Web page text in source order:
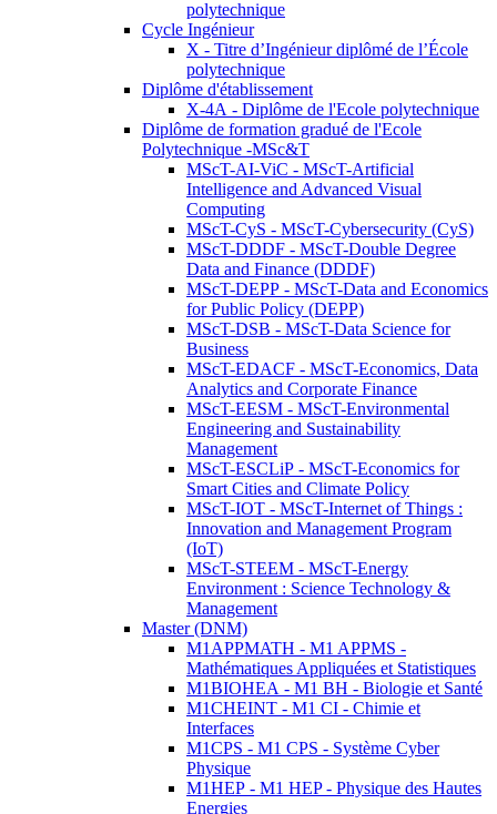
polytechnique
Cycle Ingénieur
X - Titre d’Ingénieur diplômé de l’École
polytechnique
Diplôme d'établissement
X-4A - Diplôme de l'Ecole polytechnique
Diplôme de formation gradué de l'Ecole
Polytechnique -MSc&T
MScT-AI-ViC - MScT-Artificial
Intelligence and Advanced Visual
Computing
MScT-CyS - MScT-Cybersecurity (CyS)
MScT-DDDF - MScT-Double Degree
Data and Finance (DDDF)
MScT-DEPP - MScT-Data and Economics
for Public Policy (DEPP)
MScT-DSB - MScT-Data Science for
Business
MScT-EDACF - MScT-Economics, Data
Analytics and Corporate Finance
MScT-EESM - MScT-Environmental
Engineering and Sustainability
Management
MScT-ESCLiP - MScT-Economics for
Smart Cities and Climate Policy
MScT-IOT - MScT-Internet of Things :
Innovation and Management Program
(IoT)
MScT-STEEM - MScT-Energy
Environment : Science Technology &
Management
Master (DNM)
M1APPMATH - M1 APPMS -
Mathématiques Appliquées et Statistiques
M1BIOHEA - M1 BH - Biologie et Santé
M1CHEINT - M1 CI - Chimie et
Interfaces
M1CPS - M1 CPS - Système Cyber
Physique
M1HEP - M1 HEP - Physique des Hautes
Energies